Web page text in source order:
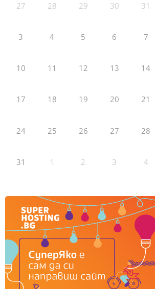
27 28 29 30 31
3 4 5 6 7
10 11 12 13 14
17 18 19 20 21
24 25 26 27 28
31 1 2 3 4